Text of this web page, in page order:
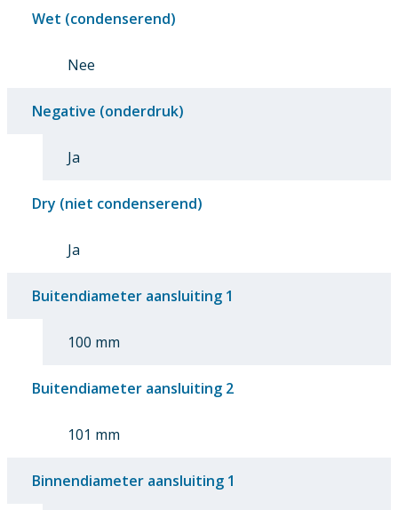
Wet (condenserend)
Nee
Negative (onderdruk)
Ja
Dry (niet condenserend)
Ja
Buitendiameter aansluiting 1
100 mm
Buitendiameter aansluiting 2
101 mm
Binnendiameter aansluiting 1